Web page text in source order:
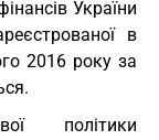
України
в
2016 року за
політики